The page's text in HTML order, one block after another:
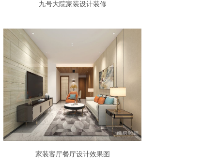
九号大院家装设计装修
家装客厅餐厅设计效果图